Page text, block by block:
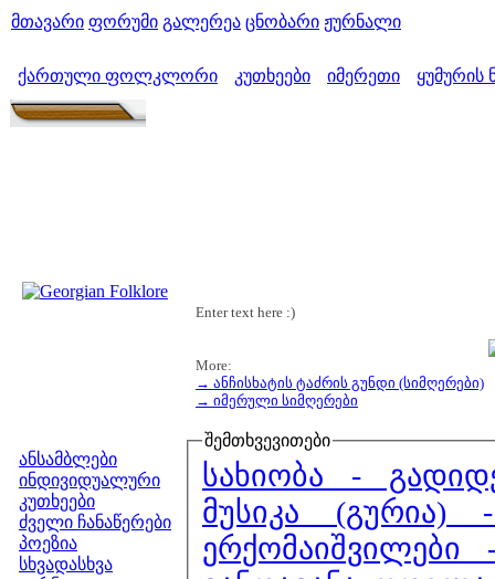
მთავარი ფორუმი გალერეა ცნობარი ჟურნალი
ქართული ფოლკლორი კუთხეები იმერეთი ყუმურის
ანსამბლები
ინდივიდუალური
კუთხეები
ძველი ჩანაწერები
პოეზია
სხვადასხვა
Enter text here :)
More:
→ ანჩისხატის ტაძრის გუნდი (სიმღერები)
→ იმერული სიმღერები
შემთხვევითები
სახიობა -
მუსიკა
ერქომაიშვილები